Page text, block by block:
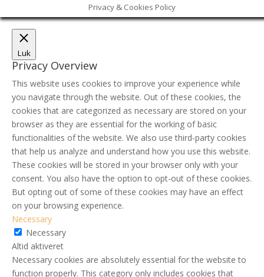
Privacy & Cookies Policy
Luk
Privacy Overview
This website uses cookies to improve your experience while
you navigate through the website. Out of these cookies, the
cookies that are categorized as necessary are stored on your
browser as they are essential for the working of basic
functionalities of the website. We also use third-party cookies
that help us analyze and understand how you use this website.
These cookies will be stored in your browser only with your
consent. You also have the option to opt-out of these cookies.
But opting out of some of these cookies may have an effect
on your browsing experience.
Necessary
Necessary
Altid aktiveret
Necessary cookies are absolutely essential for the website to
function properly. This category only includes cookies that